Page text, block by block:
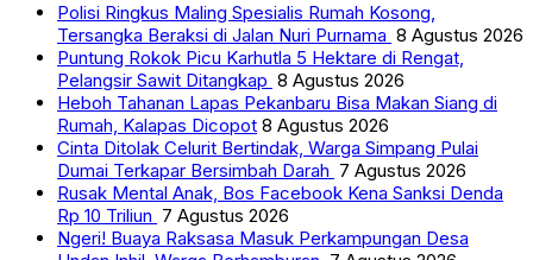
Polisi Ringkus Maling Spesialis Rumah Kosong,
Tersangka Beraksi di Jalan Nuri Purnama 8 Agustus 2026
Puntung Rokok Picu Karhutla 5 Hektare di Rengat,
Pelangsir Sawit Ditangkap 8 Agustus 2026
Heboh Tahanan Lapas Pekanbaru Bisa Makan Siang di
Rumah, Kalapas Dicopot 8 Agustus 2026
Cinta Ditolak Celurit Bertindak, Warga Simpang Pulai
Dumai Terkapar Bersimbah Darah 7 Agustus 2026
Rusak Mental Anak, Bos Facebook Kena Sanksi Denda
Rp 10 Triliun 7 Agustus 2026
Ngeri! Buaya Raksasa Masuk Perkampungan Desa